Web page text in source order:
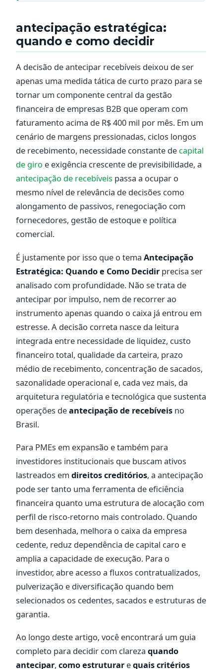
antecipação estratégica:
quando e como decidir
A decisão de antecipar recebíveis deixou de ser
apenas uma medida tática de curto prazo para se
tornar um componente central da gestão
financeira de empresas B2B que operam com
faturamento acima de R$ 400 mil por mês. Em um
cenário de margens pressionadas, ciclos longos
de recebimento, necessidade constante de capital
de giro e exigência crescente de previsibilidade, a
antecipação de recebíveis passa a ocupar o
mesmo nível de relevância de decisões como
alongamento de passivos, renegociação com
fornecedores, gestão de estoque e política
comercial.
É justamente por isso que o tema Antecipação
Estratégica: Quando e Como Decidir precisa ser
analisado com profundidade. Não se trata de
antecipar por impulso, nem de recorrer ao
instrumento apenas quando o caixa já entrou em
estresse. A decisão correta nasce da leitura
integrada entre necessidade de liquidez, custo
financeiro total, qualidade da carteira, prazo
médio de recebimento, concentração de sacados,
sazonalidade operacional e, cada vez mais, da
arquitetura regulatória e tecnológica que sustenta
operações deantecipação de recebíveis no
Brasil.
Para PMEs em expansão e também para
investidores institucionais que buscam ativos
lastreados em direitos creditórios, a antecipação
pode ser tanto uma ferramenta de eficiência
financeira quanto uma estrutura de alocação com
perfil de risco-retorno mais controlado. Quando
bem desenhada, melhora o caixa da empresa
cedente, reduz dependência de capital caro e
amplia a capacidade de execução. Para o
investidor, abre acesso a fluxos contratualizados,
pulverização e diversificação quando bem
selecionados os cedentes, sacados e estruturas de
garantia.
Ao longo deste artigo, você encontrará um guia
completo para decidir com clareza quando
antecipar, como estruturar equais critérios